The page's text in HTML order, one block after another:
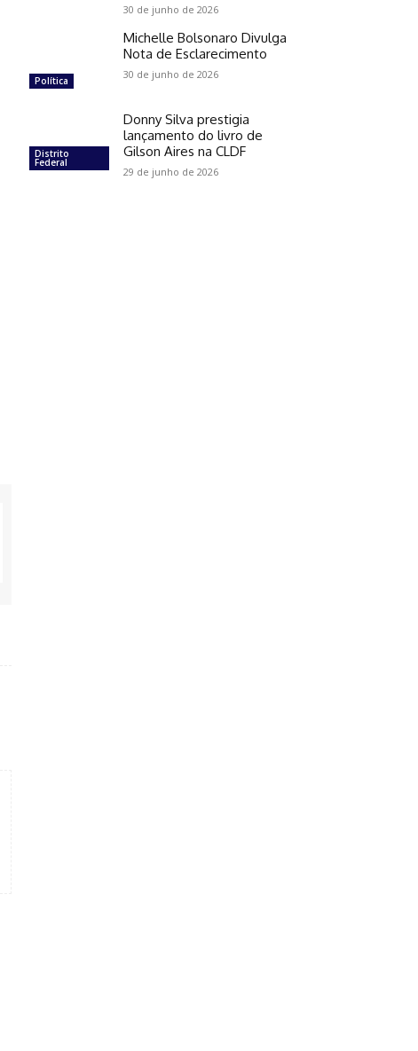
30 de junho de 2026
Política
Michelle Bolsonaro Divulga
Nota de Esclarecimento
30 de junho de 2026
Distrito
Federal
Donny Silva prestigia
lançamento do livro de
Gilson Aires na CLDF
29 de junho de 2026